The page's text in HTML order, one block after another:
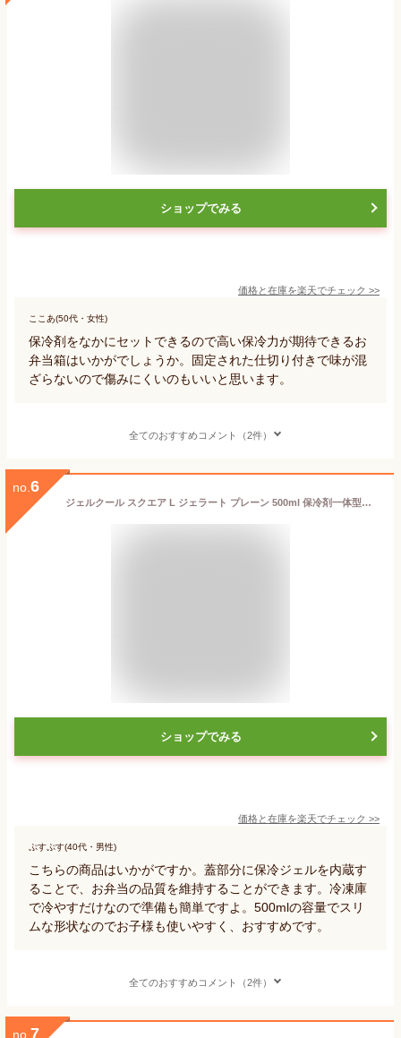
ショップでみる
価格と在庫を楽天でチェック >>
ここあ(50代・女性)
保冷剤をなかにセットできるので高い保冷力が期待できるお
弁当箱はいかがでしょうか。固定された仕切り付きで味が混
ざらないので傷みにくいのもいいと思います。
全てのおすすめコメント（2件）
no. 6
ジェルクール スクエア L ジェラート プレーン 500ml 保冷剤一体型ランチボックス 三好製作所 GEL-COOL square L【 お弁当箱 1段 保冷剤付き 保冷 仕切り 弁当箱 保冷弁当箱 日本製 】
ショップでみる
価格と在庫を楽天でチェック >>
ぷすぷす(40代・男性)
こちらの商品はいかがですか。蓋部分に保冷ジェルを内蔵す
ることで、お弁当の品質を維持することができます。冷凍庫
で冷やすだけなので準備も簡単ですよ。500mlの容量でスリ
ムな形状なのでお子様も使いやすく、おすすめです。
全てのおすすめコメント（2件）
no. 7